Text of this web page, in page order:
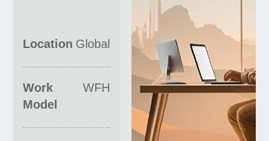
Location Global
Work
Model
WFH